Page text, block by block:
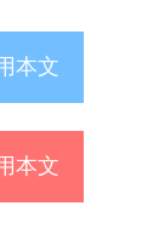
本文
本文